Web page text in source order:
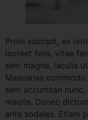
Proin suscipit, ex
laoreet felis, vitae
sem magna, iaculis
Maecenas
sem accumsan
mauris. Donec
ante sodales. Etiam